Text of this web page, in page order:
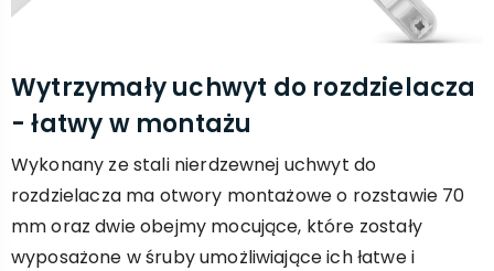
Wytrzymały uchwyt do rozdzielacza
- łatwy w montażu
Wykonany ze stali nierdzewnej uchwyt do
rozdzielacza ma otwory montażowe o rozstawie 70
mm oraz dwie obejmy mocujące, które zostały
wyposażone w śruby umożliwiające ich łatwe i